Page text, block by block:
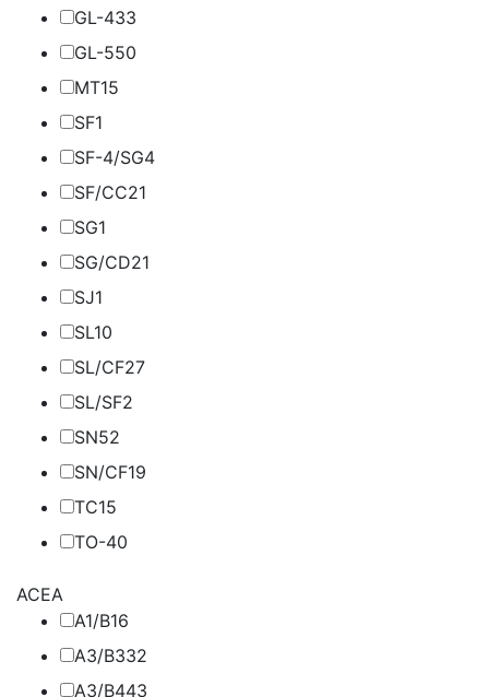
GL-433
GL-550
MT15
SF1
SF-4/SG4
SF/CC21
SG1
SG/CD21
SJ1
SL10
SL/CF27
SL/SF2
SN52
SN/CF19
TC15
TO-40
ACEA
A1/B16
A3/B332
A3/B443